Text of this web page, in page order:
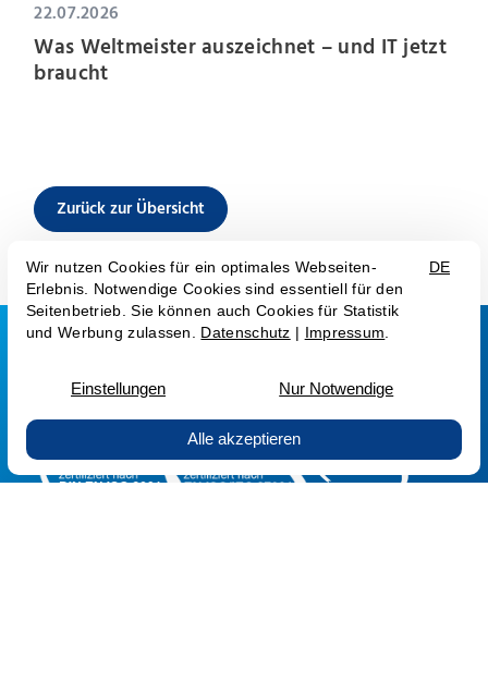
22.07.2026
Was Weltmeister auszeichnet – und IT jetzt
braucht
Zurück zur Übersicht